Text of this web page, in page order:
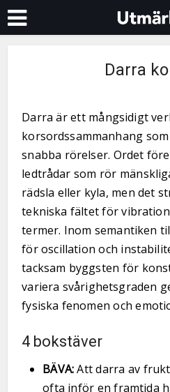
Darra
Darra är ett mångsidigt
korsordssammanhang
snabba rörelser. Ordet
ledtrådar som rör
rädsla eller kyla, men det
tekniska fältet för
termer. Inom semantiken
för oscillation och
tacksam byggsten för
variera svårighetsgraden
fysiska fenomen och
4 bokstäver
BÄVA:Att darra av
ofta inför en framtida